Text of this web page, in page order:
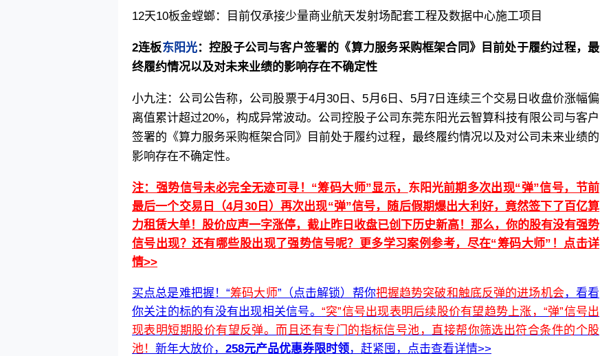
12天10板金螳螂：目前仅承接少量商业航天发射场配套工程及数据中心施工项目
2连板东阳光：控股子公司与客户签署的《算力服务采购框架合同》目前处于履约过程，最
终履约情况以及对未来业绩的影响存在不确定性
小九注：公司公告称，公司股票于4月30日、5月6日、5月7日连续三个交易日收盘价涨幅偏
离值累计超过20%，构成异常波动。公司控股子公司东莞东阳光云智算科技有限公司与客户
签署的《算力服务采购框架合同》目前处于履约过程，最终履约情况以及对公司未来业绩的
影响存在不确定性。
注：强势信号未必完全无迹可寻！“筹码大师”显示， 东阳光前期多次出现“弹”信号，节前
最后一个交易日（4月30日 ） 再次出现“弹”信号，随后假期爆出大利好，竟然签下了百亿算
力租赁大单！股价应声一字涨停，截止昨日收盘已创下历史新高！那么，你的股有没有强势
信号出现？还有哪些股出现了强势信号呢？ 更多学习案例参考，尽在“筹码大师”！点击详
情>>
买点总是难把握！“筹码大师”（点击解锁）帮你把握趋势突破和触底反弹的进场机会，看看
你关注的标的有没有出现相关信号。 “突”信号出现表明后续股价有望趋势上涨，“弹”信号出
现表明短期股价有望反弹。而且还有专门的指标信号池，直接帮你筛选出符合条件的个股
池！ 新年大放价， 258元产品优惠券限时领，赶紧囤，点击查看详情>>